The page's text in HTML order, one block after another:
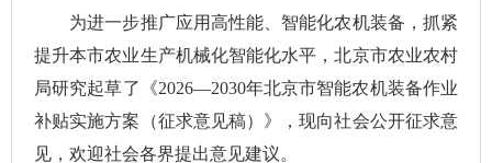
为进一步推广应用高性能、智能化农机装备，抓紧
提升本市农业生产机械化智能化水平，北京市农业农村
局研究起草了《2026—2030年北京市智能农机装备作业
补贴实施方案（征求意见稿）》，现向社会公开征求意
见，欢迎社会各界提出意见建议。